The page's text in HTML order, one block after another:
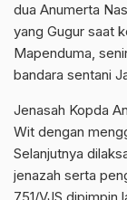
dua Anumerta
yang Gugur saat
Mapenduma,
bandara sentani
Jenasah Kopda
Wit dengan
Selanjutnya
jenazah serta